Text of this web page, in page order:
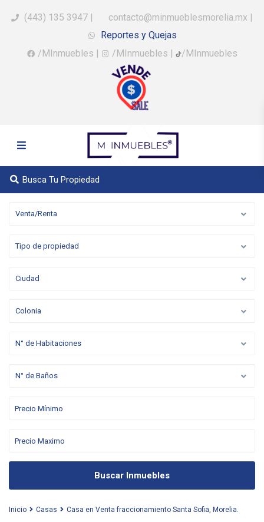
(443) 135 3947 | contacto@minmueblesmorelia.mx |
Reportes y Quejas
/MInmuebles | /MInmuebles | /MInmuebles
Busca Tu Propiedad
Venta/Renta
Tipo de propiedad
Ciudad
Colonia
N° de Habitaciones
N° de Baños
Buscar Inmuebles
Inicio Casas Casa en Venta fraccionamiento Santa Sofia, Morelia.